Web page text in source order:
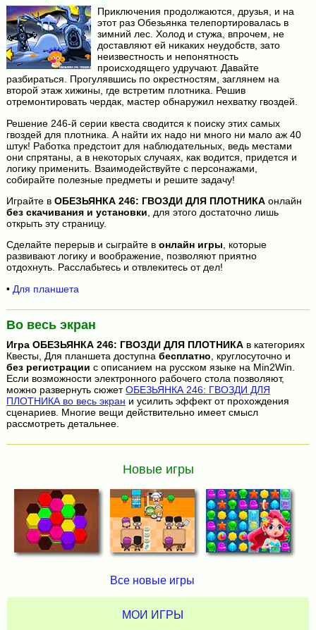
Приключения продолжаются, друзья, и на
этот раз Обезьянка телепортировалась в
зимний лес. Холод и стужа, впрочем, не
доставляют ей никаких неудобств, зато
неизвестность и непонятность
происходящего удручают. Давайте
разбираться. Прогулявшись по окрестностям, заглянем на
второй этаж хижины, где встретим плотника. Решив
отремонтировать чердак, мастер обнаружил нехватку гвоздей.
Решение 246-й серии квеста сводится к поиску этих самых
гвоздей для плотника. А найти их надо ни много ни мало аж 40
штук! Работка предстоит для наблюдательных, ведь местами
они спрятаны, а в некоторых случаях, как водится, придется и
логику применить. Взаимодействуйте с персонажами,
собирайте полезные предметы и решите задачу!
Играйте в ОБЕЗЬЯНКА 246: ГВОЗДИ ДЛЯ ПЛОТНИКАонлайн
без скачивания и установки , для этого достаточно лишь
открыть эту страницу.
Сделайте перерыв и сыграйте в онлайн игры, которые
развивают логику и воображение, позволяют приятно
отдохнуть. Расслабьтесь и отвлекитесь от дел!
• Для планшета
Во весь экран
Игра ОБЕЗЬЯНКА 246: ГВОЗДИ ДЛЯ ПЛОТНИКАв категориях
Квесты, Для планшета доступна бесплатно , круглосуточно и
без регистрации с описанием на русском языке на Min2Win.
Если возможности электронного рабочего стола позволяют,
можно развернуть сюжетОБЕЗЬЯНКА 246: ГВОЗДИ ДЛЯ
ПЛОТНИКА во весь экран и усилить эффект от прохождения
сценариев. Многие вещи действительно имеет смысл
рассмотреть детальнее.
Новые игры
Все новые игры
МОИ ИГРЫ